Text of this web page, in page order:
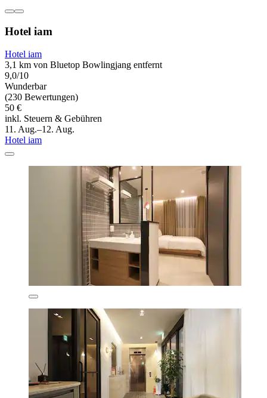
Hotel iam
Hotel iam
3,1 km von Bluetop Bowlingjang entfernt
9,0/10
Wunderbar
(230 Bewertungen)
50 €
inkl. Steuern & Gebühren
11. Aug.–12. Aug.
Hotel iam